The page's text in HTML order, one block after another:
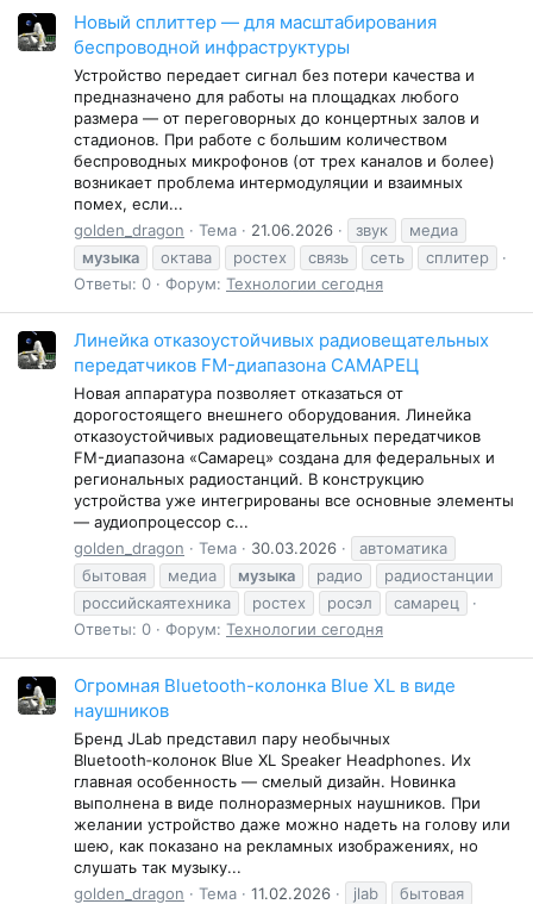
Новый сплиттер — для масштабирования
беспроводной инфраструктуры
Устройство передает сигнал без потери качества и
предназначено для работы на площадках любого
размера — от переговорных до концертных залов и
стадионов. При работе с большим количеством
беспроводных микрофонов (от трех каналов и более)
возникает проблема интермодуляции и взаимных
помех, если...
golden_dragon
Тема 21.06.2026 звук
медиа
музыка
октава ростех связь сеть
сплитер
Ответы: 0
Форум: Технологии сегодня
Линейка отказоустойчивых радиовещательных
передатчиков FM-диапазона САМАРЕЦ
Новая аппаратура позволяет отказаться от
дорогостоящего внешнего оборудования. Линейка
отказоустойчивых радиовещательных передатчиков
FM-диапазона «Самарец» создана для федеральных и
региональных радиостанций. В конструкцию
устройства уже интегрированы все основные элементы
— аудиопроцессор с...
golden_dragon
Тема 30.03.2026
автоматика
бытовая
медиа музыка радио
радиостанции
российскаятехника
ростех росэл
самарец
Ответы: 0
Форум: Технологии сегодня
Огромная Bluetooth-колонка Blue XL в виде
наушников
Бренд JLab представил пару необычных
Bluetooth‑колонок Blue XL Speaker Headphones. Их
главная особенность — смелый дизайн. Новинка
выполнена в виде полноразмерных наушников. При
желании устройство даже можно надеть на голову или
шею, как показано на рекламных изображениях, но
слушать так музыку...
golden_dragon
Тема 11.02.2026 jlab
бытовая